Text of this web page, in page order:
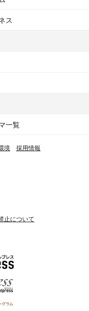
ス
一覧
境 採用情報
止について